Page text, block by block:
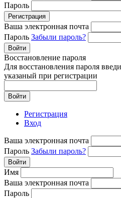
Пароль
Регистрация
Ваша электронная почта
Пароль Забыли пароль?
Войти
Восстановление пароля
Для восстановления пароля
указаный при регистрации
Войти
Регистрация
Вход
Ваша электронная почта
Пароль Забыли пароль?
Войти
Имя
Ваша электронная почта
Пароль